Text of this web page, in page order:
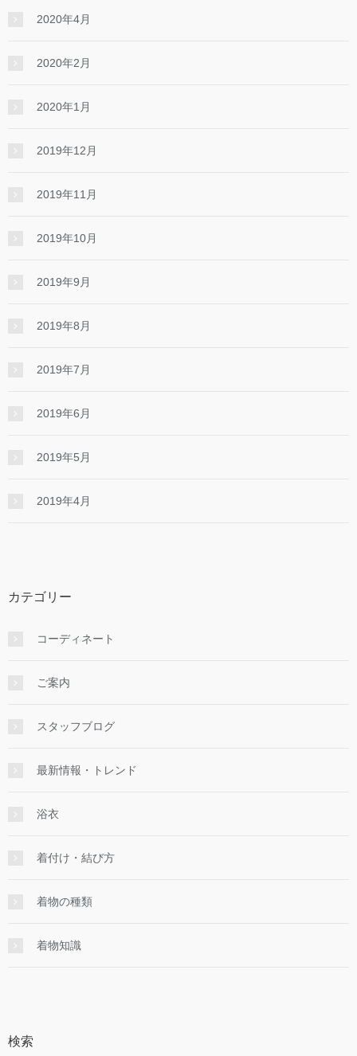
2020年4月
2020年2月
2020年1月
2019年12月
2019年11月
2019年10月
2019年9月
2019年8月
2019年7月
2019年6月
2019年5月
2019年4月
カテゴリー
コーディネート
ご案内
スタッフブログ
最新情報・トレンド
浴衣
着付け・結び方
着物の種類
着物知識
検索